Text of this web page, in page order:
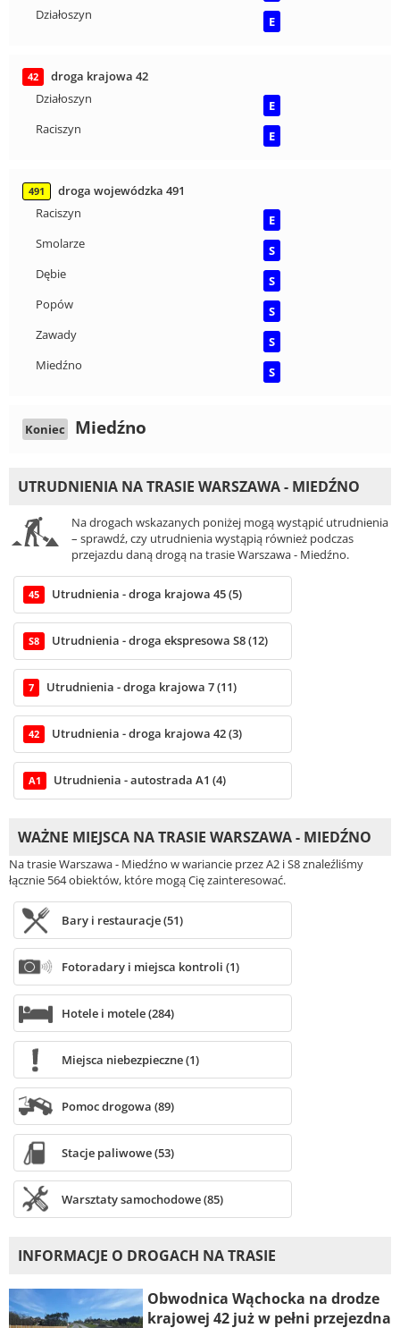
Działoszyn
E
42
droga krajowa 42
Działoszyn
E
Raciszyn
E
491
droga wojewódzka 491
Raciszyn
E
Smolarze
S
Dębie
S
Popów
S
Zawady
S
Miedźno
S
Koniec Miedźno
UTRUDNIENIA NA TRASIE WARSZAWA - MIEDŹNO
Na drogach wskazanych poniżej mogą wystąpić utrudnienia
– sprawdź, czy utrudnienia wystąpią również podczas
przejazdu daną drogą na trasie Warszawa - Miedźno.
45 Utrudnienia - droga krajowa 45 (5)
S8 Utrudnienia - droga ekspresowa S8 (12)
7 Utrudnienia - droga krajowa 7 (11)
42 Utrudnienia - droga krajowa 42 (3)
A1 Utrudnienia - autostrada A1 (4)
WAŻNE MIEJSCA NA TRASIE WARSZAWA - MIEDŹNO
Na trasie Warszawa - Miedźno w wariancie przez A2 i S8 znaleźliśmy
łącznie 564 obiektów, które mogą Cię zainteresować.
Bary i restauracje (51)
Fotoradary i miejsca kontroli (1)
Hotele i motele (284)
Miejsca niebezpieczne (1)
Pomoc drogowa (89)
Stacje paliwowe (53)
Warsztaty samochodowe (85)
INFORMACJE O DROGACH NA TRASIE
Obwodnica Wąchocka na drodze
krajowej 42 już w pełni przejezdna